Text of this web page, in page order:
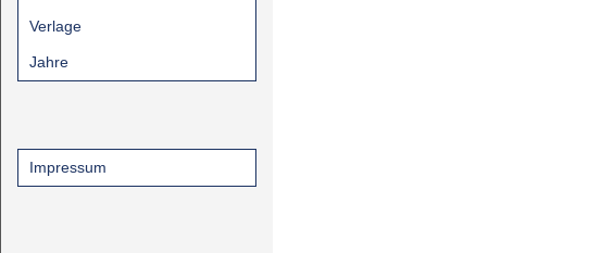
Verlage
Jahre
Impressum